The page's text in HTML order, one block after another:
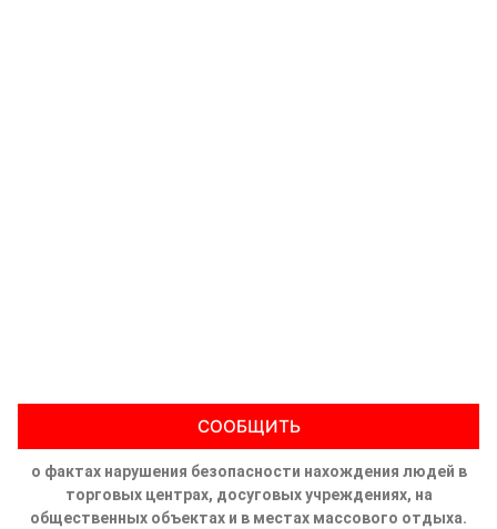
СООБЩИТЬ
о фактах нарушения безопасности нахождения людей в
торговых центрах, досуговых учреждениях, на
общественных объектах и в местах массового отдыха.